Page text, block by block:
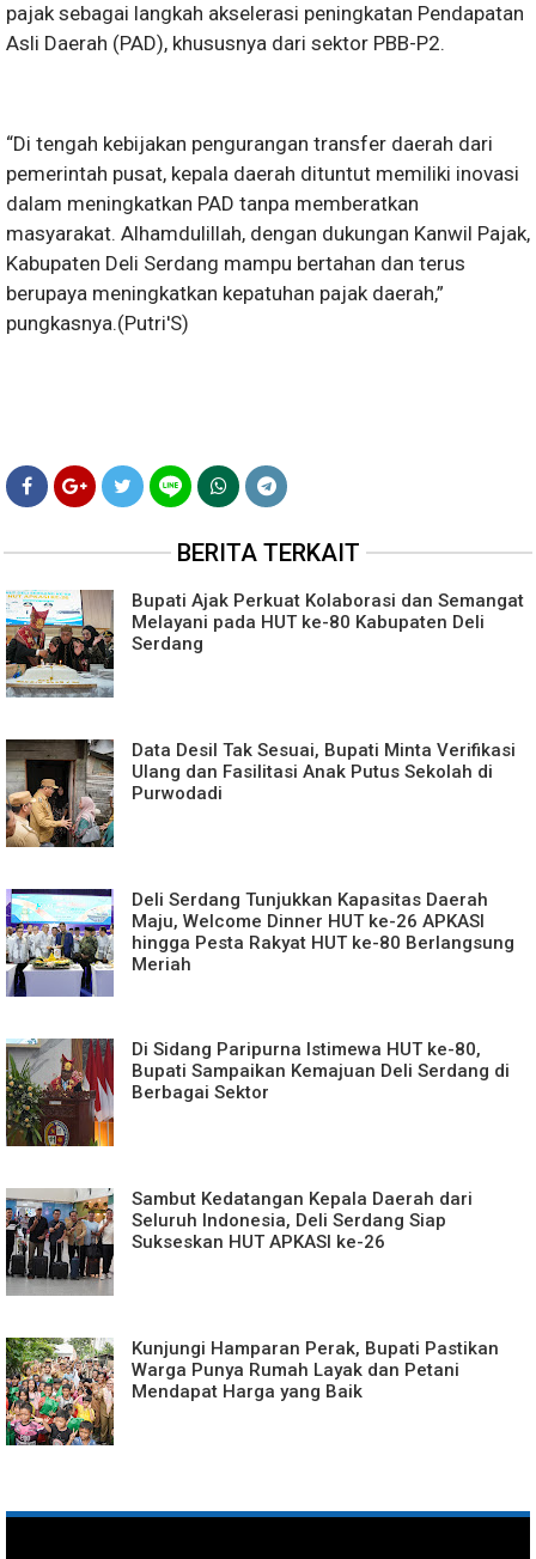
pajak sebagai langkah akselerasi peningkatan Pendapatan
Asli Daerah (PAD), khususnya dari sektor PBB-P2.
“Di tengah kebijakan pengurangan transfer daerah dari
pemerintah pusat, kepala daerah dituntut memiliki inovasi
dalam meningkatkan PAD tanpa memberatkan
masyarakat. Alhamdulillah, dengan dukungan Kanwil Pajak,
Kabupaten Deli Serdang mampu bertahan dan terus
berupaya meningkatkan kepatuhan pajak daerah,”
pungkasnya.(Putri'S)
BERITA TERKAIT
Bupati Ajak Perkuat Kolaborasi dan Semangat
Melayani pada HUT ke-80 Kabupaten Deli
Serdang
Data Desil Tak Sesuai, Bupati Minta Verifikasi
Ulang dan Fasilitasi Anak Putus Sekolah di
Purwodadi
Deli Serdang Tunjukkan Kapasitas Daerah
Maju, Welcome Dinner HUT ke-26 APKASI
hingga Pesta Rakyat HUT ke-80 Berlangsung
Meriah
Di Sidang Paripurna Istimewa HUT ke-80,
Bupati Sampaikan Kemajuan Deli Serdang di
Berbagai Sektor
Sambut Kedatangan Kepala Daerah dari
Seluruh Indonesia, Deli Serdang Siap
Sukseskan HUT APKASI ke-26
Kunjungi Hamparan Perak, Bupati Pastikan
Warga Punya Rumah Layak dan Petani
Mendapat Harga yang Baik